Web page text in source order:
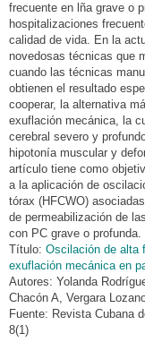
frecuente en lña grave o
hospitalizaciones
calidad de vida. En la
novedosas técnicas que
cuando las técnicas
obtienen el resultado
cooperar, la alternativa
exuflación mecánica, la
cerebral severo y
hipotonía muscular y
artículo tiene como
a la aplicación de
tórax (HFCWO)
de permeabilización de
con PC grave o profunda.
Título: Oscilación de alta
exuflación mecánica en
Autores: Yolanda
Chacón A, Vergara
Fuente: Revista Cubana
8(1)